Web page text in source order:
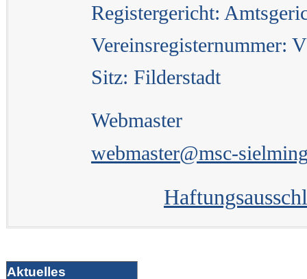
Registergericht:
Vereinsregisternummer:
Sitz: Filderstadt
Webmaster
webmaster@msc-
Aktuelles